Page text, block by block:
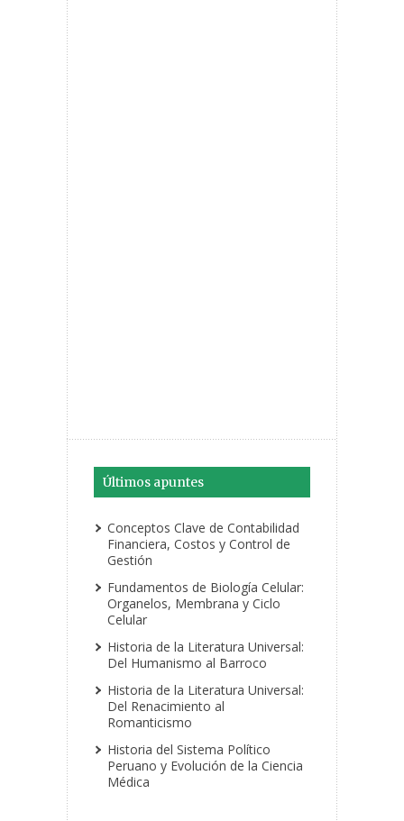
Últimos apuntes
Conceptos Clave de Contabilidad
Financiera, Costos y Control de
Gestión
Fundamentos de Biología Celular:
Organelos, Membrana y Ciclo
Celular
Historia de la Literatura Universal:
Del Humanismo al Barroco
Historia de la Literatura Universal:
Del Renacimiento al
Romanticismo
Historia del Sistema Político
Peruano y Evolución de la Ciencia
Médica